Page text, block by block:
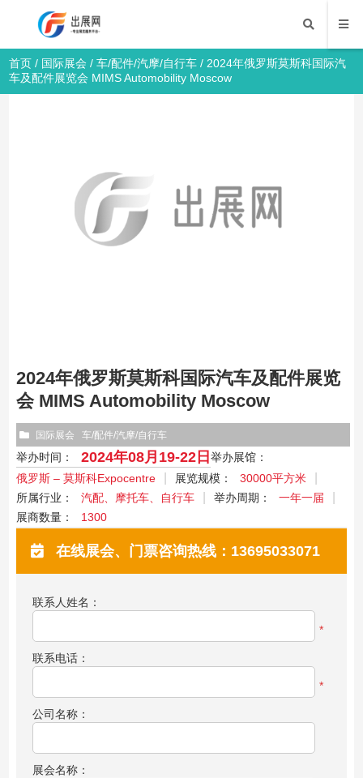
首页 / 国际展会 /车/配件/汽摩/自行车 / 2024年俄罗斯莫斯科国际汽
车及配件展览会 MIMS Automobility Moscow
2024年俄罗斯莫斯科国际汽车及配件展览
会 MIMS Automobility Moscow
国际展会 车/配件/汽摩/自行车
举办时间： 2024年08月19-22日 举办展馆：
俄罗斯 – 莫斯科Expocentre
展览规模：
30000平方米
所属行业：
汽配、摩托车、自行车 举办周期：
一年一届
展商数量：
1300
在线展会、门票咨询热线：13695033071
联系人姓名：
*
联系电话：
*
公司名称：
展会名称：